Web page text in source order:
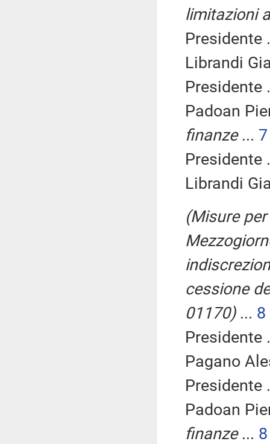
limitazioni
Presidente
Librandi
Presidente
Padoan
finanze... 7
Presidente
Librandi
(Misure
cessione
01170)... 8
Presidente
Pagano
Presidente
Padoan
finanze... 8